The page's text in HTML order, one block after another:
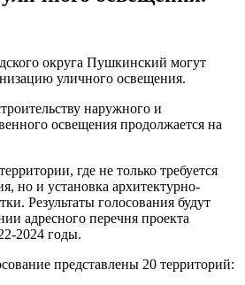
округа Пушкинский могут
уличного освещения.
наружного и
освещения продолжается на
где не только требуется
но и установка архитектурно-
Результаты голосования будут
адресного перечня проекта
2024 годы.
представлены 20 территорий: